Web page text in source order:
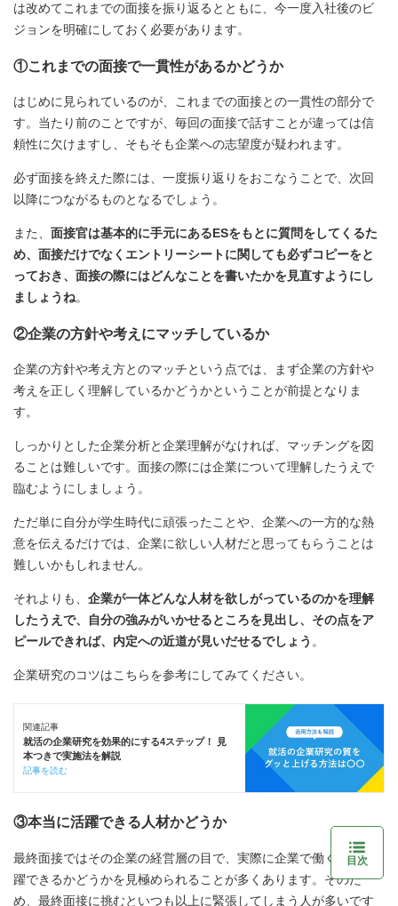
は改めてこれまでの面接を振り返るとともに、今一度入社後のビ
ジョンを明確にしておく必要があります。
①これまでの面接で一貫性があるかどうか
はじめに見られているのが、これまでの面接との一貫性の部分で
す。当たり前のことですが、毎回の面接で話すことが違っては信
頼性に欠けますし、そもそも企業への志望度が疑われます。
必ず面接を終えた際には、一度振り返りをおこなうことで、次回
以降につながるものとなるでしょう。
また、 面接官は基本的に手元にあるESをもとに質問をしてくるた
め、面接だけでなくエントリーシートに関しても必ずコピーをと
っておき、面接の際にはどんなことを書いたかを見直すようにし
ましょうね。
②企業の方針や考えにマッチしているか
企業の方針や考え方とのマッチという点では、まず企業の方針や
考えを正しく理解しているかどうかということが前提となりま
す。
しっかりとした企業分析と企業理解がなければ、マッチングを図
ることは難しいです。面接の際には企業について理解したうえで
臨むようにしましょう。
ただ単に自分が学生時代に頑張ったことや、企業への一方的な熱
意を伝えるだけでは、企業に欲しい人材だと思ってもらうことは
難しいかもしれません。
それよりも、 企業が一体どんな人材を欲しがっているのかを理解
したうえで、自分の強みがいかせるところを見出し、その点をア
ピールできれば、内定への近道が見いだせるでしょう 。
企業研究のコツはこちらを参考にしてみてください。
関連記事
就活の企業研究を効果的にする4ステップ！ 見
本つきで実施法を解説
記事を読む
③本当に活躍できる人材かどうか
最終面接ではその企業の経営層の目で、実際に企業で働く際に活
躍できるかどうかを見極められることが多くあります。そのた
め、最終面接に挑むといつも以上に緊張してしまう人が多いです
目次